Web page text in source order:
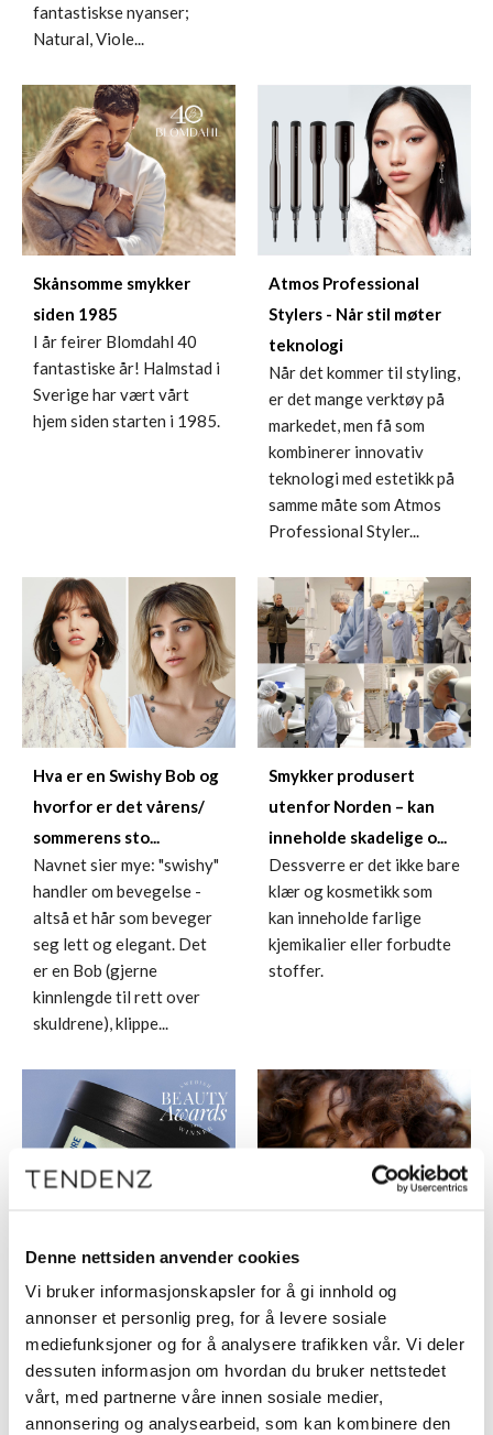
Denne nettsiden anvender cookies
Vi bruker informasjonskapsler for å gi innhold og
annonser et personlig preg, for å levere sosiale
mediefunksjoner og for å analysere trafikken vår. Vi deler
dessuten informasjon om hvordan du bruker nettstedet
vårt, med partnerne våre innen sosiale medier,
annonsering og analysearbeid, som kan kombinere den
fantastiskse nyanser;
Natural, Viole...
Skånsomme smykker
siden 1985
I år feirer Blomdahl 40
fantastiske år! Halmstad i
Sverige har vært vårt
hjem siden starten i 1985.
Atmos Professional
Stylers - Når stil møter
teknologi
Når det kommer til styling,
er det mange verktøy på
markedet, men få som
kombinerer innovativ
teknologi med estetikk på
samme måte som Atmos
Professional Styler...
Hva er en Swishy Bob og
hvorfor er det vårens/
sommerens sto...
Navnet sier mye: "swishy"
handler om bevegelse -
altså et hår som beveger
seg lett og elegant. Det
er en Bob (gjerne
kinnlengde til rett over
skuldrene), klippe...
Smykker produsert
utenfor Norden – kan
inneholde skadelige o...
Dessverre er det ikke bare
klær og kosmetikk som
kan inneholde farlige
kjemikalier eller forbudte
stoffer.
TZ Texture Paste –
allerede en vinner!
TZ Texture Paste har
vunnet sin første pris i
Swedish Beauty Awards
2025, i kategorien “Årets
Få fantastiske krøller
med DUSY Professional
Wave
samtidig ivaretar håret?